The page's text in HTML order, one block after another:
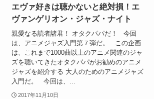
エヴァ好きは聴かないと絶対損！エ
ヴァンゲリオン・ジャズ・ナイト
親愛なる読者諸君！ オタクパパだ！ 今回
は、アニメジャズ入門第７弾だ。 この企画
は、これまで1000曲以上のアニメ関連のジャ
ズを聴いてきたオタクパパがお勧めのアニメ
ジャズを紹介する 大人のためのアニメジャズ
入門だ。 今回は、...
2017年11月10日